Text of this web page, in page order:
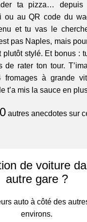
ta pizza… depuis
ou au QR code du
et tu vas le
pas Naples, mais
plutôt stylé. Et bonus :
de rater ton tour.
fromages à grande
t’a mis la sauce en
autres anecdotes sur
de voiture
autre gare ?
auto à côté des
environs.